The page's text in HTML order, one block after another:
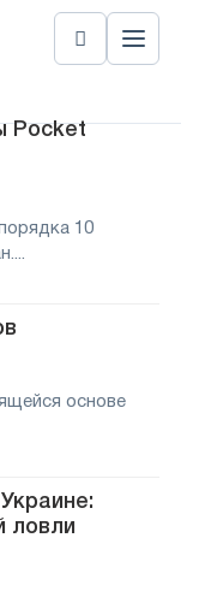
Pocket
10
основе
ловли